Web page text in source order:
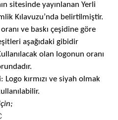
sitesinde yayınlanan Yerli
Kılavuzu’nda belirtilmiştir.
ve baskı çeşidine göre
aşağıdaki gibidir​
olan logonun oranı
kırmızı ve siyah olmak